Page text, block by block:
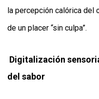
la percepción calórica del
de un placer “sin culpa”.
Digitalización
del sabor